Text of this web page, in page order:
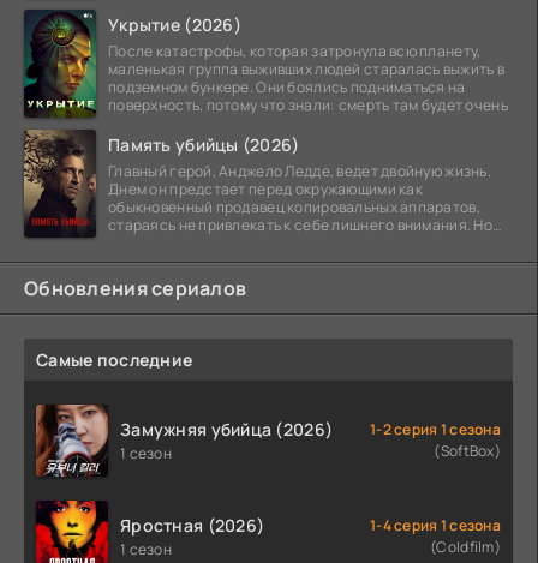
Укрытие (2026)
После катастрофы, которая затронула всю планету,
маленькая группа выживших людей старалась выжить в
подземном бункере. Они боялись подниматься на
поверхность, потому что знали: смерть там будет очень
Память убийцы (2026)
Главный герой, Анджело Ледде, ведет двойную жизнь.
Днем он предстает перед окружающими как
обыкновенный продавец копировальных аппаратов,
стараясь не привлекать к себе лишнего внимания. Но
Обновления сериалов
Самые последние
Замужняя убийца (2026)
1 сезон
1-2 серия 1 сезона
(SoftBox)
Яростная (2026)
1 сезон
1-4 серия 1 сезона
(Coldfilm)